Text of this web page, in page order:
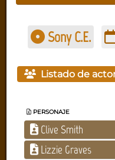
Sony C.E.
Listado de
PERSONAJE
Clive Smith
Lizzie Graves